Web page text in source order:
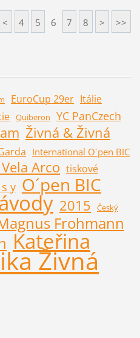
< 4 5 6 7 8 > >>
EuroCup 29er Itálie
Quiberon YC PanCzech
Živná & Živná
International O´pen BIC
Arco tiskové
y O´pen BIC
2015
Český
Frohmann
Kateřina
Živná